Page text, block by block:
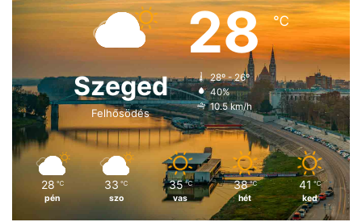
Szeged
Felhősödés
28℃
28º - 26º
40%
10.5 km/h
28 ℃
pén
33 ℃
szo
35 ℃
vas
38 ℃
hét
41 ℃
ked